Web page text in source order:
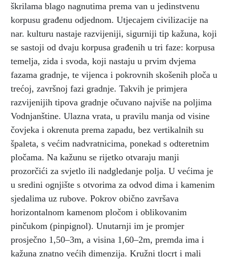
škrilama blago nagnutima prema van u jedinstvenu
korpusu građenu odjednom. Utjecajem civilizacije na
nar. kulturu nastaje razvijeniji, sigurniji tip kažuna, koji
se sastoji od dvaju korpusa građenih u tri faze: korpusa
temelja, zida i svoda, koji nastaju u prvim dvjema
fazama gradnje, te vijenca i pokrovnih skošenih ploča u
trećoj, završnoj fazi gradnje. Takvih je primjera
razvijenijih tipova gradnje očuvano najviše na poljima
Vodnjanštine. Ulazna vrata, u pravilu manja od visine
čovjeka i okrenuta prema zapadu, bez vertikalnih su
špaleta, s većim nadvratnicima, ponekad s odteretnim
pločama. Na kažunu se rijetko otvaraju manji
prozorčići za svjetlo ili nadgledanje polja. U većima je
u sredini ognjište s otvorima za odvod dima i kamenim
sjedalima uz rubove. Pokrov obično završava
horizontalnom kamenom pločom i oblikovanim
pinčukom (pinpignol). Unutarnji im je promjer
prosječno 1,50–3m, a visina 1,60–2m, premda ima i
kažuna znatno većih dimenzija. Kružni tlocrt i mali